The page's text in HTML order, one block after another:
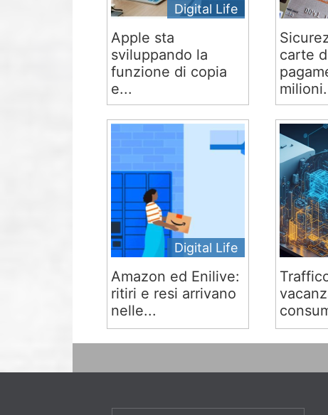
Digital Life
Apple sta
sviluppando la
funzione di copia
e...
carte
Digital Life
Amazon ed Enilive:
ritiri e resi arrivano
nelle...